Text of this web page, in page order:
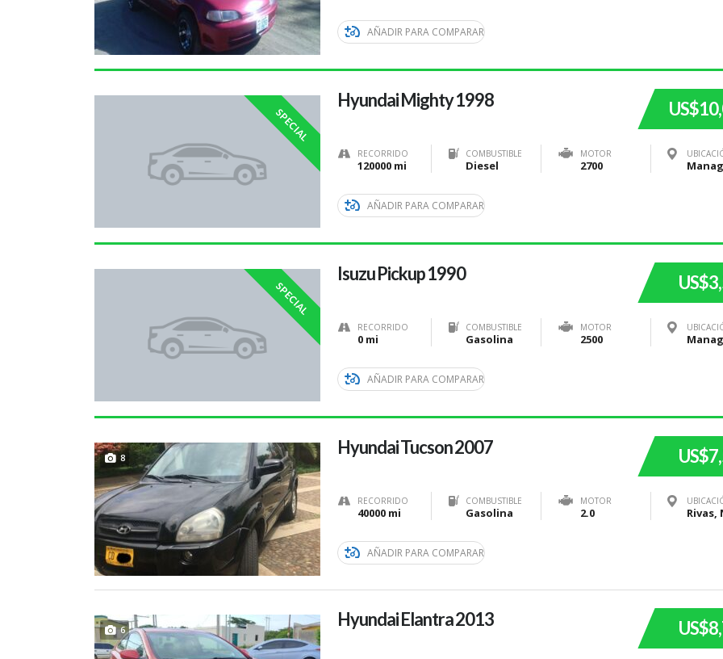
AÑADIR PARA COMPARAR
SPECIAL
Hyundai Mighty 1998
RECORRIDO
120000 mi
COMBUSTIBLE
Diesel
MOTOR
2700
AÑADIR PARA COMPARAR
SPECIAL
Isuzu Pickup 1990
RECORRIDO
0 mi
COMBUSTIBLE
Gasolina
MOTOR
2500
AÑADIR PARA COMPARAR
8 Hyundai Tucson 2007
RECORRIDO
40000 mi
COMBUSTIBLE
Gasolina
MOTOR
2.0
AÑADIR PARA COMPARAR
6 Hyundai Elantra 2013